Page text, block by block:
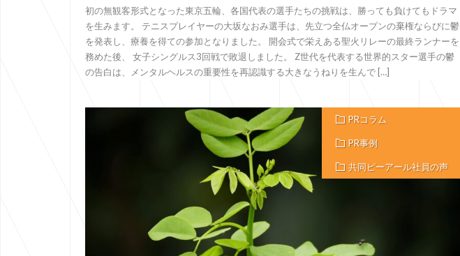
初の無観客形式となった東京五輪、各国代表の選手たちの挑戦は、勝っても負けてもドラマ
を生みます。 テニスプレイヤーの大坂なおみ選手は、先立つ全仏オープンの棄権ならびに鬱
を発表し、療養を得ての参加となりました。 開会式で栄えある聖火リレーの最終ランナーを
務めた後、 女子シングルス3回戦で敗退しました。 Z世代を代表する世界的スター選手の鬱
の告白は、メンタルヘルスの重要性を再認識する大きなうねりを生んで […]
PRコラム
PR事例
共同ピーアール社員の声